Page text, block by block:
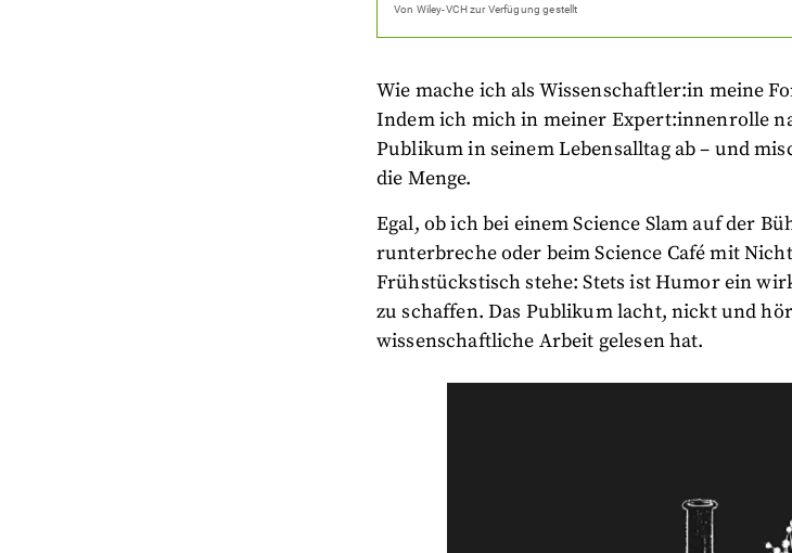
Von Wiley-VCHzur Verfügung gestellt
Wie mache ich als Wissenschaftler:in meine
Indem ich mich in meiner Expert:innenrolle
Publikum in seinem Lebensalltag ab – und
die Menge.
Egal, ob ich bei einemScience Slam auf der
runterbreche oder beim Science Café mit
Frühstückstisch stehe: Stets ist Humor ein
zu schaffen. Das Publikum lacht, nickt und
wissenschaftliche Arbeit gelesen hat.